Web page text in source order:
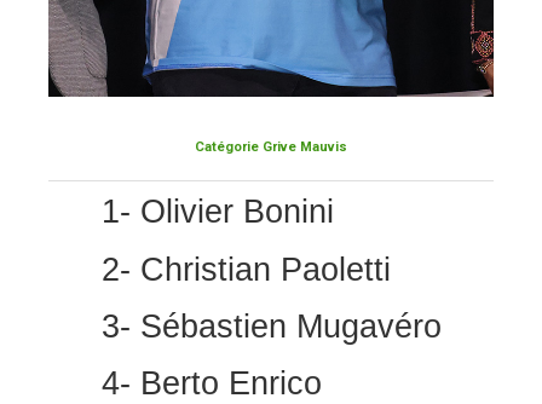
Catégorie Grive Mauvis
1- Olivier Bonini
2- Christian Paoletti
3- Sébastien Mugavéro
4- Berto Enrico